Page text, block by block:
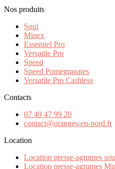
Nos produits
Soul
Minex
Essentiel Pro
Versatile Pro
Speed
Speed Pomegranates
Versatile Pro Cashless
Contacts
07 49 47 99 20
contact@oranges-en-nord.fr
Location
Location presse-agrumes
Location presse-agrumes